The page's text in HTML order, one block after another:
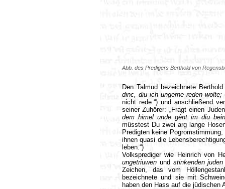
Abb. des Predigers Berthold von
Den Talmud bezeichnete
dinc, diu ich ungerne reden wolte;
nicht rede.“) und anschließend
seiner Zuhörer: „Fragt einen
dem himel unde gênt im diu
müsstest Du zwei arg lange
Predigten keine
ihnen quasi die
leben.“)
Volksprediger wie Heinrich von
ungetriuwen und stinkenden juden
Zeichen, das vom
bezeichnete und sie mit
haben den Hass auf die jüdischen